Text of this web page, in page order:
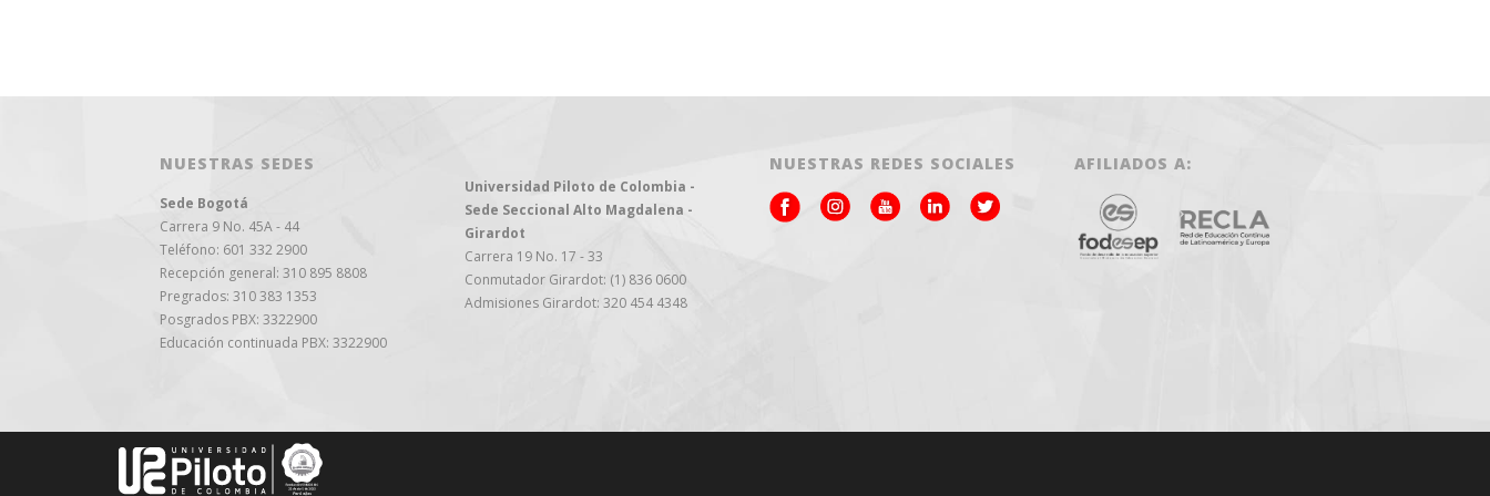
NUESTRAS SEDES
Sede Bogotá
Carrera 9 No. 45A - 44
Teléfono: 601 332 2900
Recepción general: 310 895 8808
Pregrados: 310 383 1353
Posgrados PBX: 3322900
Educación continuada PBX: 3322900
Universidad Piloto de Colombia -
Sede Seccional Alto Magdalena -
Girardot
Carrera 19 No. 17 - 33
Conmutador Girardot: (1) 836 0600
Admisiones Girardot: 320 454 4348
NUESTRAS REDES SOCIALES AFILIADOS A: